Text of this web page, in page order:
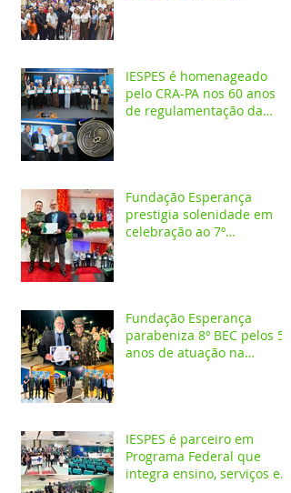
IESPES é homenageado
pelo CRA-PA nos 60 anos
de regulamentação da
Fundação Esperança
prestigia solenidade em
celebração ao 7º
Fundação Esperança
parabeniza 8º BEC pelos 55
anos de atuação na
IESPES é parceiro em
Programa Federal que
integra ensino, serviços em